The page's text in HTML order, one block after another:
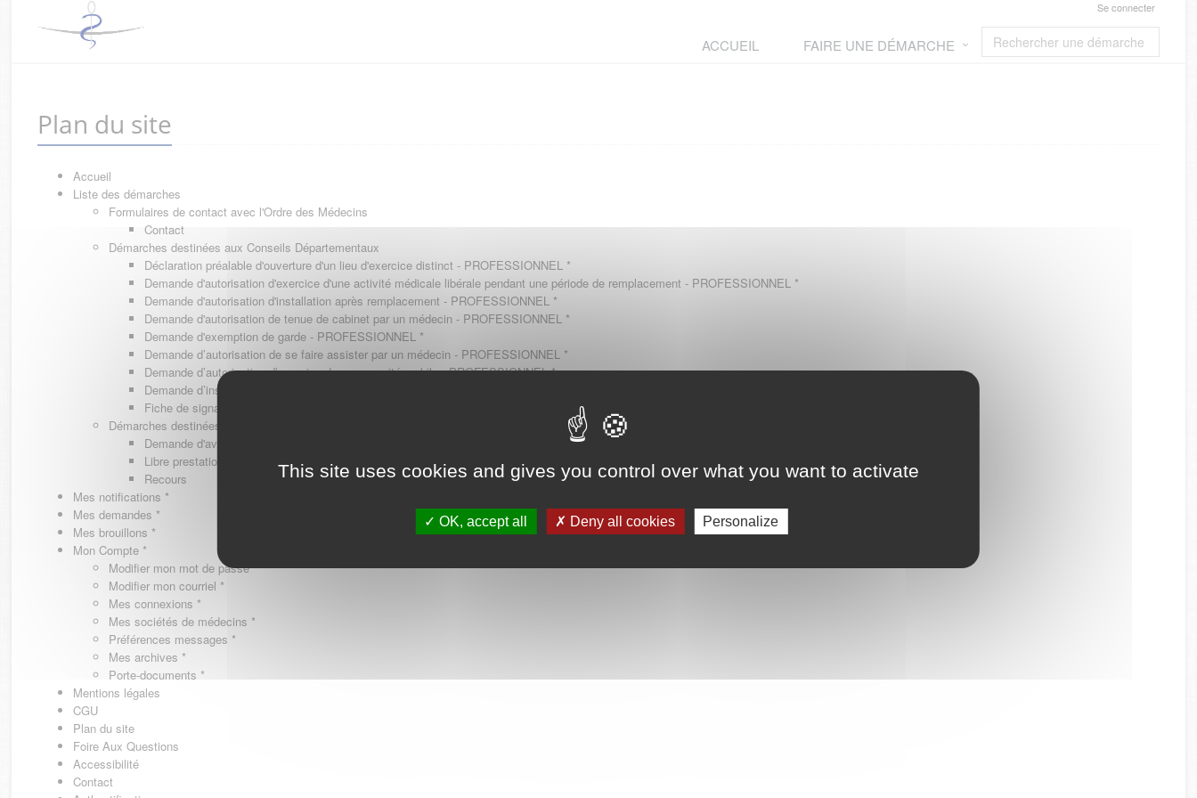
This site uses cookies and gives you control over what you want to activate
OK, accept all Deny all cookies Personalize
Se connecter
ACCUEIL FAIRE UNE DÉMARCHE
Plan du site
Accueil
Liste des démarches
Formulaires de contact avec l'Ordre des Médecins
Contact
Démarches destinées aux Conseils Départementaux
Déclaration préalable d'ouverture d'un lieu d'exercice distinct - PROFESSIONNEL *
Demande d'autorisation d'exercice d'une activité médicale libérale pendant une période de remplacement - PROFESSIONNEL *
Demande d'autorisation d'installation après remplacement - PROFESSIONNEL *
Demande d'autorisation de tenue de cabinet par un médecin - PROFESSIONNEL *
Demande d'exemption de garde - PROFESSIONNEL *
Demande d’autorisation de se faire assister par un médecin - PROFESSIONNEL *
Demande d’autorisation d’exercice dans une unité mobile - PROFESSIONNEL*
Demande d’installation dans un immeuble où exerce un médecin de même discipline - PROFESSIONNEL
Fiche de signalement d'agression
Démarches destinées au Conseil National
Demande d'avis en hospitalité, en études, des conventions avec honoraires et des demandes diverses formulées par les entreprises
Libre prestation de services
Recours
Mes notifications *
Mes demandes *
Mes brouillons *
Mon Compte *
Modifier mon mot de passe*
Modifier mon courriel *
Mes connexions *
Mes sociétés de médecins *
Préférences messages *
Mes archives *
Porte-documents *
Mentions légales
CGU
Plan du site
Foire Aux Questions
Accessibilité
Contact